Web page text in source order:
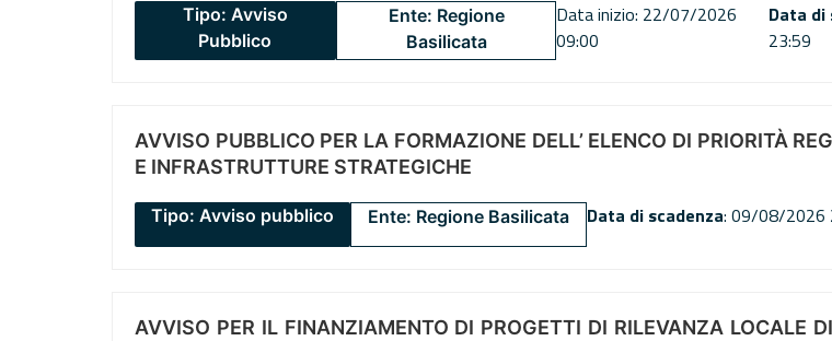
Tipo: Avviso
Pubblico
Ente: Regione
Basilicata
Data inizio: 22/07/2026
09:00
Data di
23:59
AVVISO PUBBLICO PER LA FORMAZIONE DELL’ ELENCO DI PRIORITÀ
E INFRASTRUTTURE STRATEGICHE
Tipo: Avviso pubblico Ente: Regione Basilicata Data di scadenza: 09/08/2026
AVVISO PER IL FINANZIAMENTO DI PROGETTI DI RILEVANZA LOCALE